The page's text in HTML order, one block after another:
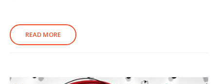
READ MORE